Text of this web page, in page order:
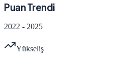
Puan Trendi
2022 - 2025
Yükseliş